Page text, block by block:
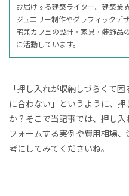
お届けする建築ライター。建築業
ジュエリー制作やグラフィックデ
宅兼カフェの設計・家具・装飾品
に活動しています。
「押し入れが収納しづらくて
に合わない」というように、
か？そこで当記事では、押し
フォームする実例や費用相場
考にしてみてくださいね。